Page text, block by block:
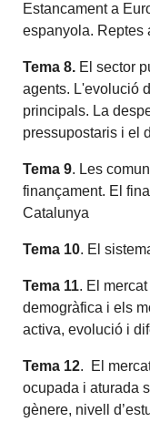
Estancament a
espanyola. Reptes
Tema 8. El sector
agents. L'evolució
principals. La
pressupostaris i el
Tema 9. Les
finançament. El
Catalunya
Tema 10. El
Tema 11. El
demogràfica i els
activa, evolució i
Tema 12. El
ocupada i aturada
gènere, nivell